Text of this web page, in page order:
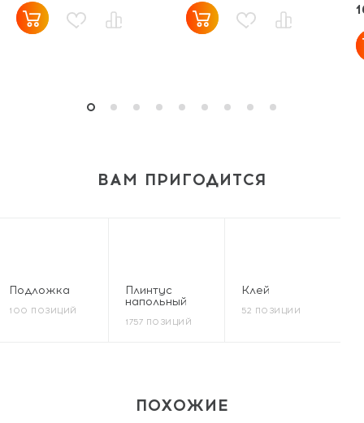
ВАМ ПРИГОДИТСЯ
Подложка
100 ПОЗИЦИЙ
Плинтус
напольный
1757 ПОЗИЦИЙ
Клей
52 ПОЗИЦИИ
ПОХОЖИЕ